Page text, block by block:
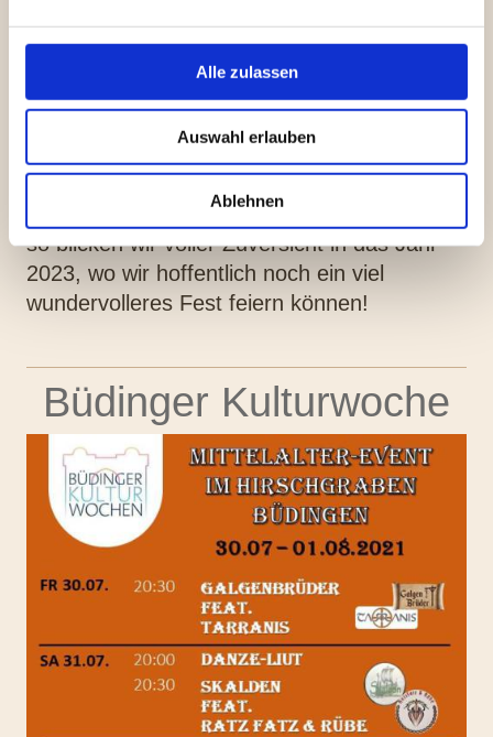
Alle zulassen
Auswahl erlauben
Ablehnen
Das historische Treiben in unserer
allerliebsten Stadt musste leider
Pandemiebedingt abgesagt werden.
Aber aufgeschoben ist nicht aufgehoben und
so blicken wir voller Zuversicht in das Jahr
2023, wo wir hoffentlich noch ein viel
wundervolleres Fest feiern können!
Büdinger Kulturwoche